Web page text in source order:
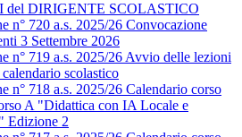
DIRIGENTE SCOLASTICO
n° 720 a.s. 2025/26 Convocazione
3 Settembre 2026
n° 719 a.s. 2025/26 Avvio delle lezioni
scolastico
n° 718 a.s. 2025/26 Calendario corso
A "Didattica con IA Locale e
Edizione 2